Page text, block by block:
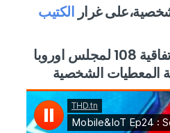
غرار الكتيب
و زيد على هذا ، المؤتمر يجي في وقت ، تونس باش تنضم فعليا في اتفاقية 108 لمجلس اوروبا